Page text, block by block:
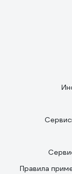
Правила